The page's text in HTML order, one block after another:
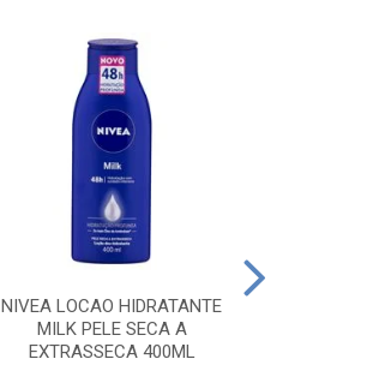
NIVEA LOCAO HIDRATANTE
MILK PELE SECA A
EXTRASSECA 400ML